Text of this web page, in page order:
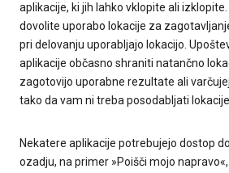
aplikacije, ki jih lahko vklopite ali
dovolite uporabo lokacije za
pri delovanju uporabljajo lokacijo.
aplikacije občasno shraniti natančno
zagotovijo uporabne rezultate ali
tako da vam ni treba posodabljati
Nekatere aplikacije potrebujejo dostop
ozadju, na primer »Poišči mojo